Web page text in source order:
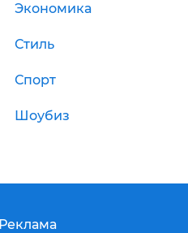
Экономика
Стиль
Спорт
Шоубиз
Реклама